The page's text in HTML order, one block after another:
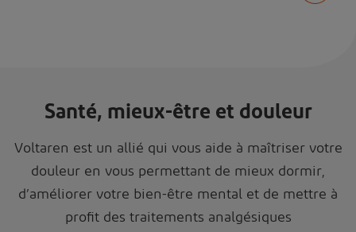
Santé, mieux-être et douleur
Voltaren est un allié qui vous aide à maîtriser votre
douleur en vous permettant de mieux dormir,
d’améliorer votre bien-être mental et de mettre à
profit des traitements analgésiques